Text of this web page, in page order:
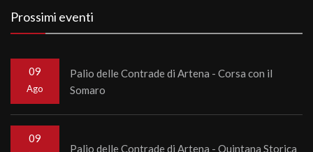
Prossimi eventi
09
Ago
Palio delle Contrade di Artena - Corsa con il
Somaro
09
Palio delle Contrade di Artena - Quintana Storica